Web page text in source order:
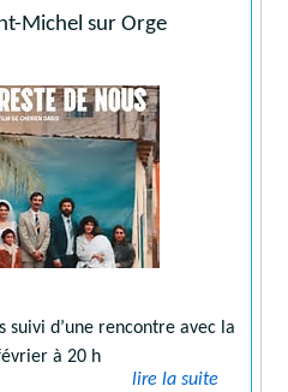
Michel sur Orge
suivi d’une rencontre avec la
à 20 h
lire la suite